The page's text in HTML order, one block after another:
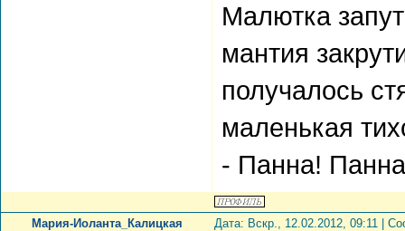
Малютка
мантия
получалось
маленькая
- Панна!
Мария-Иоланта_Калицкая Дата: Вскр., 12.02.2012, 09:11 |